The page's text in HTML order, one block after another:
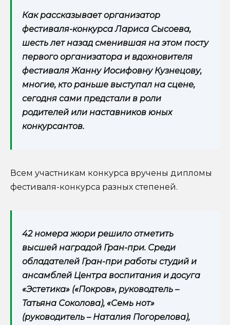
Как рассказывает организатор
фестиваля-конкурса Лариса Сысоева,
шесть лет назад сменившая на этом посту
первого организатора и вдохновителя
фестиваля Жанну Иосифовну Кузнецову,
многие, кто раньше выступал на сцене,
сегодня сами предстали в роли
родителей или наставников юных
конкурсантов.
Всем участникам конкурса вручены дипломы
фестиваля-конкурса разных степеней.
42 номера жюри решило отметить
высшей наградой Гран-при. Среди
обладателей Гран-при работы студий и
ансамблей Центра воспитания и досуга
«Эстетика» («Покров», руководтель –
Татьяна Соколова), «Семь нот»
(руководитель – Наталия Погорелова),